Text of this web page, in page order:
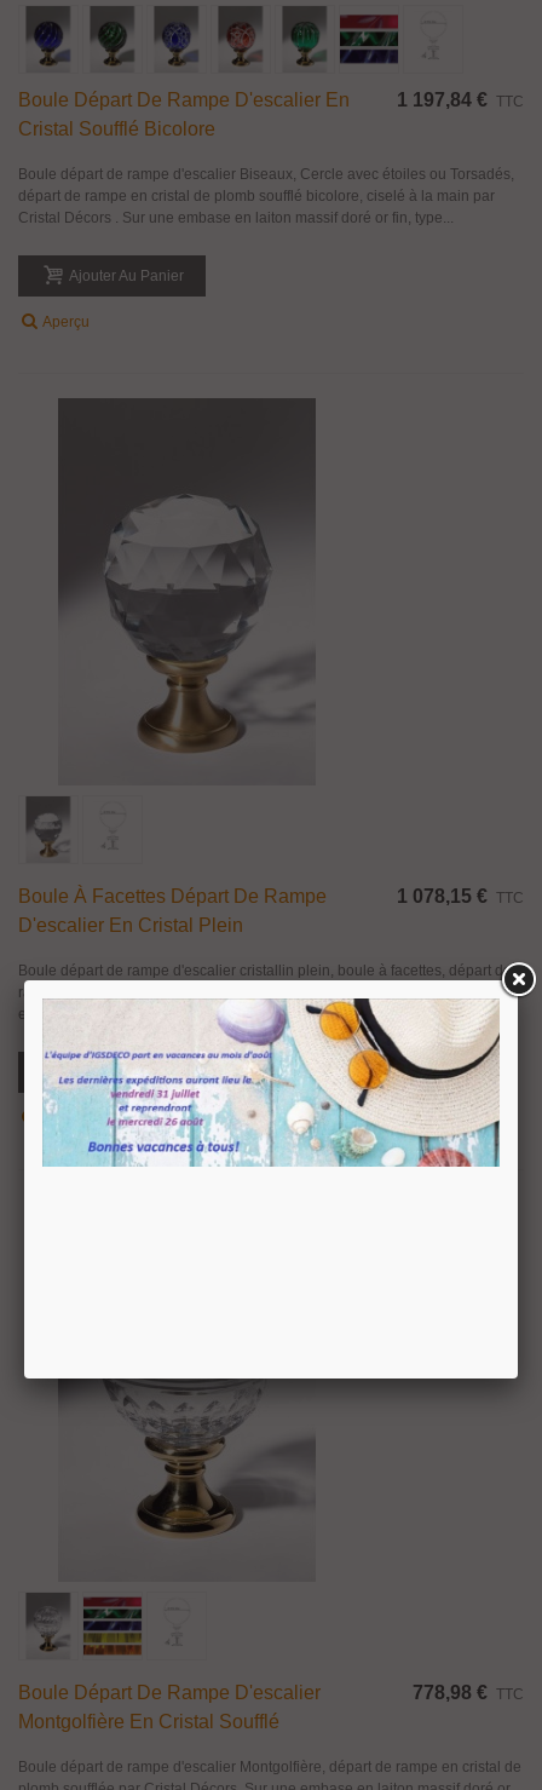
Boule Départ De Rampe D'escalier En
Cristal Soufflé Bicolore
1 197,84 € TTC
Boule départ de rampe d'escalier Biseaux, Cercle avec étoiles ou Torsadés,
départ de rampe en cristal de plomb soufflé bicolore, ciselé à la main par
Cristal Décors . Sur une embase en laiton massif doré or fin, type...
Ajouter Au Panier
Aperçu
Boule À Facettes Départ De Rampe
D'escalier En Cristal Plein
1 078,15 € TTC
Boule départ de rampe d'escalier cristallin plein, boule à facettes, départ de
rampe en cristal de plomb ciselé à la main par Cristal Décors. Sur une
embase en laiton massif doré or fin, nickel mat ou nickel brillant....
Ajouter Au Panier
Aperçu
Boule Départ De Rampe D'escalier
Montgolfière En Cristal Soufflé
778,98 € TTC
Boule départ de rampe d'escalier Montgolfière, départ de rampe en cristal de